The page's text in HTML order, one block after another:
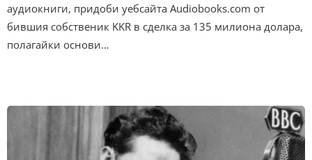
аудиокниги, придоби уебсайта Audiobooks.com от
бившия собственик KKR в сделка за 135 милиона долара,
полагайки основи…